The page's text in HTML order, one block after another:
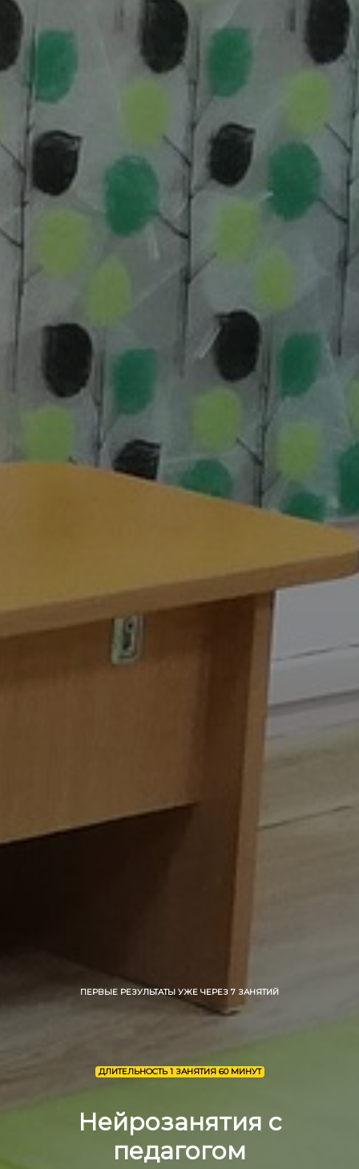
ПЕРВЫЕ РЕЗУЛЬТАТЫ УЖЕ ЧЕРЕЗ 7 ЗАНЯТИЙ
ДЛИТЕЛЬНОСТЬ 1 ЗАНЯТИЯ 60 МИНУТ
Нейрозанятия с
педагогом